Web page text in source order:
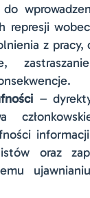
do
represji
z pracy,
–
oraz